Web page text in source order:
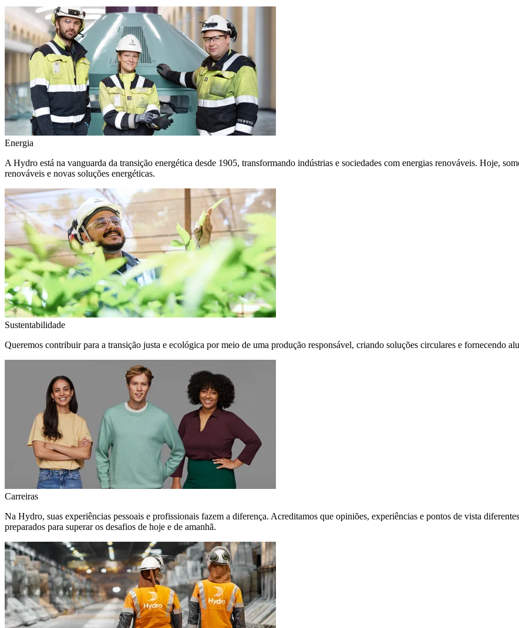
Energia
A Hydro está na vanguarda da transição energética desde 1905, transformando indústrias e sociedades com energias renováveis. Hoje,
renováveis e novas soluções energéticas.
Sustentabilidade
Queremos contribuir para a transição justa e ecológica por meio de uma produção responsável, criando soluções circulares e fornecendo
Carreiras
Na Hydro, suas experiências pessoais e profissionais fazem a diferença. Acreditamos que opiniões, experiências e pontos de vista
preparados para superar os desafios de hoje e de amanhã.